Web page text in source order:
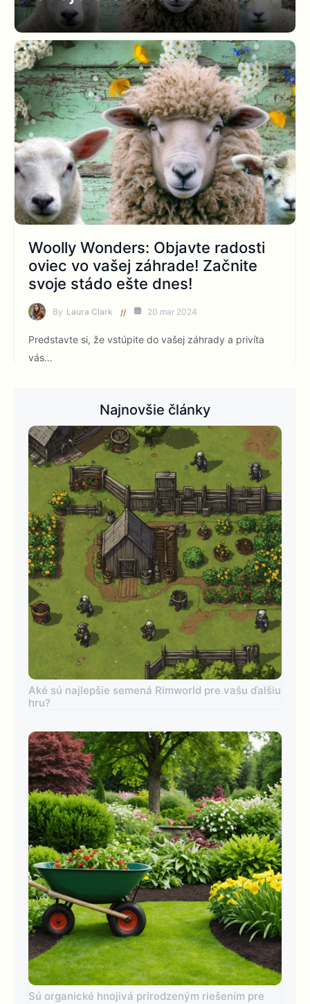
Woolly Wonders: Objavte radosti
oviec vo vašej záhrade! Začnite
svoje stádo ešte dnes!
By Laura Clark 20 mar 2024
Predstavte si, že vstúpite do vašej záhrady a privíta
vás…
Najnovšie články
Aké sú najlepšie semená Rimworld pre vašu ďalšiu
hru?
Sú organické hnojivá prirodzeným riešením pre